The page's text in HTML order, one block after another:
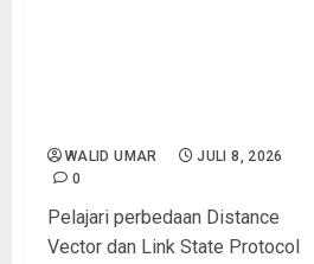
WALID UMAR
JULI 8, 2026
0
Pelajari perbedaan Distance
Vector dan Link State Protocol